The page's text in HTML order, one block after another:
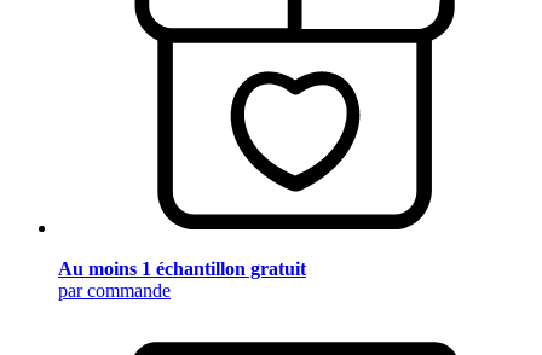
Au moins 1 échantillon gratuit
par commande